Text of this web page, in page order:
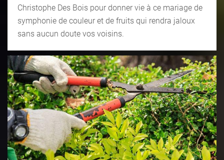
Christophe Des Bois pour donner vie à ce mariage de
symphonie de couleur et de fruits qui rendra jaloux
sans aucun doute vos voisins.